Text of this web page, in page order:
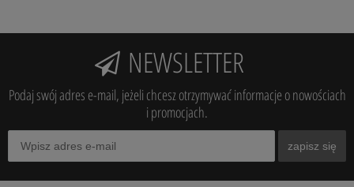
NEWSLETTER
Podaj swój adres e-mail, jeżeli chcesz otrzymywać informacje o nowościach
i promocjach.
zapisz się